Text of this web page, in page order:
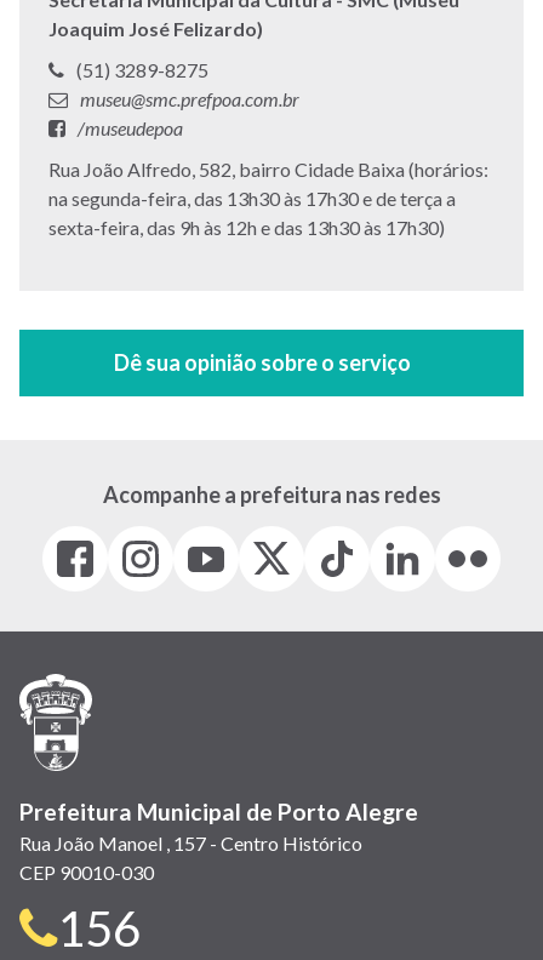
Joaquim José Felizardo)
Telefone:
(51) 3289-8275
E-
mail:
museu@smc.prefpoa.com.br
Facebook:
/museudepoa
Endereço:
Rua João Alfredo, 582, bairro Cidade Baixa (horários:
na segunda-feira, das 13h30 às 17h30 e de terça a
sexta-feira, das 9h às 12h e das 13h30 às 17h30)
Acompanhe a prefeitura nas redes
Facebook
(link
em
janela)
Instagram
(link
em
(link
em
(Antigo
(link
Tiktok
(link
em
LinkedIn
(link
em
(link
em
Prefeitura Municipal de Porto Alegre
Rua João Manoel , 157 - Centro Histórico
CEP 90010-030
Telefone
156